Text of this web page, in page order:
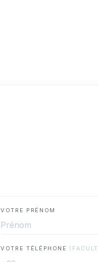
VOTRE PRÉNOM
VOTRE TÉLÉPHONE